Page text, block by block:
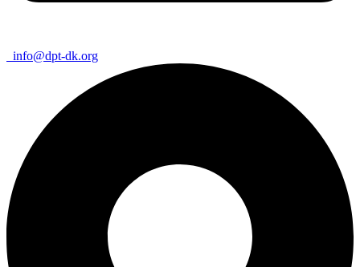
info@dpt-dk.org